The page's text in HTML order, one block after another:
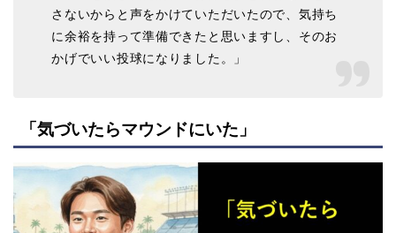
さないからと声をかけていただいたので、気持ち
に余裕を持って準備できたと思いますし、そのお
かげでいい投球になりました。」
「気づいたらマウンドにいた」